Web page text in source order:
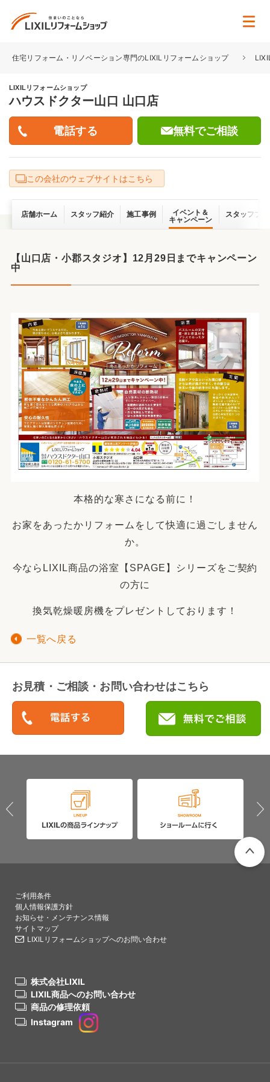
住宅リフォーム・リノベーション専門のLIXILリフォームショップ
LIXILリフォームショップ
ハウスドクター山口 山口店
無料でご相談
この会社のウェブサイトはこちら
店舗ホーム スタッフ紹介 施工事例
イベント＆
キャンペーン
スタッフブ
【山口店・小郡スタジオ】12月29日までキャンペーン
中
本格的な寒さになる前に！
お家をあったかリフォームをして快適に過ごしません
か。
今ならLIXIL商品の浴室【 SPAGE 】シリーズをご契約
の方に
換気乾燥暖房機をプレゼントしております！
一覧へ戻る
お見積・ご相談・お問い合わせはこちら
ご利用条件
個人情報保護方針
お知らせ・メンテナンス情報
サイトマップ
LIXILリフォームショップへのお問い合わせ
株式会社LIXIL
LIXIL商品へのお問い合わせ
商品の修理依頼
Instagram